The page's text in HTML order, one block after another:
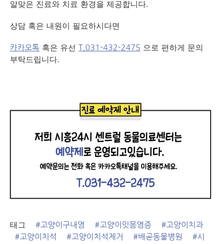
알맞은 진료와 치료 환경을 제공합니다.
상담 혹은 내원이 필요하시다면
카카오톡 혹은 유선 T.031-432-2475 으로 편하게 문의
부탁드립니다.
태그 #고양이구내염 #고양이잇몸염증
#고양이치과
#고양이치석
#고양이치석제거 #배곧동물병원
#시